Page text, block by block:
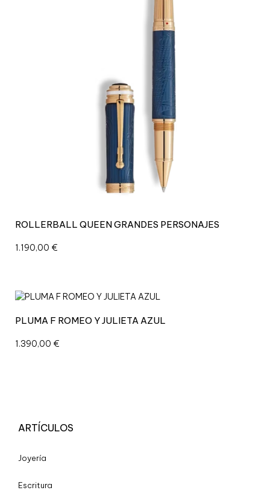
ROLLERBALL QUEEN GRANDES PERSONAJES
1.190,00 €
PLUMA F ROMEO Y JULIETA AZUL
1.390,00 €
ARTÍCULOS
Joyería
Escritura